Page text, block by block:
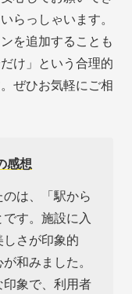
らっしゃいます。
を追加することも
け」という合理的
ぜひお気軽にご相
感想
は、「駅から
す。施設に入
さが印象的
和みました。
象で、利用者